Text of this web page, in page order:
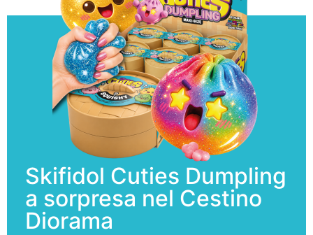
Skifidol Cuties Dumpling
a sorpresa nel Cestino
Diorama